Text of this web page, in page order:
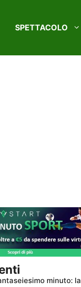
SPETTACOLO
minuto: la